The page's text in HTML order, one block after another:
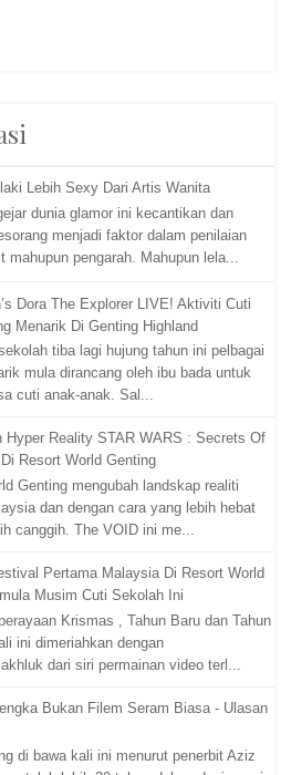
Lebih Sexy Dari Artis Wanita
dunia glamor ini kecantikan dan
menjadi faktor dalam penilaian
mahupun pengarah. Mahupun lela...
Dora The Explorer LIVE! Aktiviti Cuti
Menarik Di Genting Highland
tiba lagi hujung tahun ini pelbagai
mula dirancang oleh ibu bada untuk
cuti anak-anak. Sal...
Hyper Reality STAR WARS : Secrets Of
Resort World Genting
Genting mengubah landskap realiti
dan dengan cara yang lebih hebat
canggih. The VOID ini me...
Pertama Malaysia Di Resort World
Musim Cuti Sekolah Ini
Krismas , Tahun Baru dan Tahun
ini dimeriahkan dengan
dari siri permainan video terl...
Bukan Filem Seram Biasa - Ulasan
di bawa kali ini menurut penerbit Aziz